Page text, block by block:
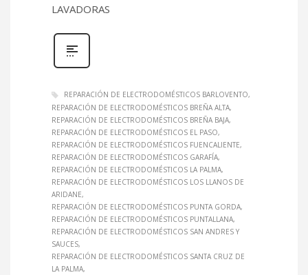
LAVADORAS
REPARACIÓN DE ELECTRODOMÉSTICOS BARLOVENTO
REPARACIÓN DE ELECTRODOMÉSTICOS BREÑA ALTA
REPARACIÓN DE ELECTRODOMÉSTICOS BREÑA BAJA
REPARACIÓN DE ELECTRODOMÉSTICOS EL PASO
REPARACIÓN DE ELECTRODOMÉSTICOS FUENCALIENTE
REPARACIÓN DE ELECTRODOMÉSTICOS GARAFÍA
REPARACIÓN DE ELECTRODOMÉSTICOS LA PALMA
REPARACIÓN DE ELECTRODOMÉSTICOS LOS LLANOS DE
ARIDANE
REPARACIÓN DE ELECTRODOMÉSTICOS PUNTA GORDA
REPARACIÓN DE ELECTRODOMÉSTICOS PUNTALLANA
REPARACIÓN DE ELECTRODOMÉSTICOS SAN ANDRES Y
SAUCES
REPARACIÓN DE ELECTRODOMÉSTICOS SANTA CRUZ DE
LA PALMA